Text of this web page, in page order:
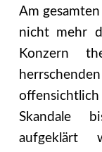
Am
nicht mehr
Konzern
Skandale
aufgeklärt